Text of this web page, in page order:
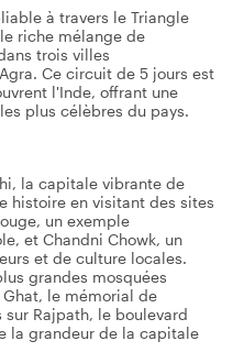
à travers le Triangle
riche mélange de
trois villes
Ce circuit de 5 jours est
l'Inde, offrant une
plus célèbres du pays.
la capitale vibrante de
histoire en visitant des sites
un exemple
et Chandni Chowk, un
et de culture locales.
grandes mosquées
le mémorial de
sur Rajpath, le boulevard
la grandeur de la capitale